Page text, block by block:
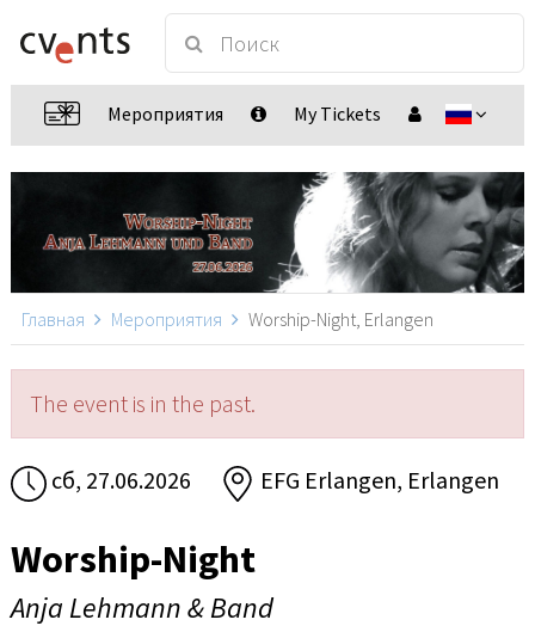
Мероприятия My Tickets
Главная Мероприятия Worship-Night, Erlangen
The event is in the past.
сб, 27.06.2026 EFG Erlangen, Erlangen
Worship-Night
Anja Lehmann & Band